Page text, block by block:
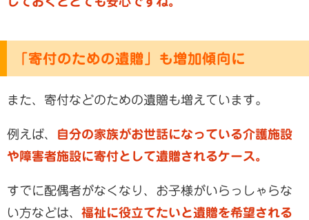
「寄付のための遺贈」も増加傾向に
また、寄付などのための遺贈も増えています。
例えば、
自分の家族がお世話になっている介護施設
や障害者施設に寄付として遺贈されるケース。
すでに配偶者がなくなり、お子様がいらっしゃらな
い方などは、 福祉に役立てたいと遺贈を希望される